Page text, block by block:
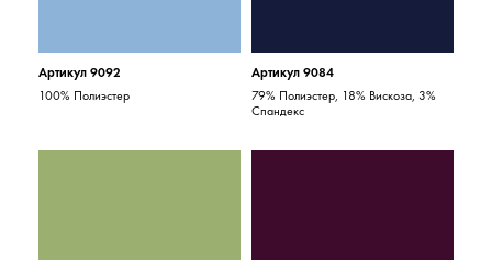
Артикул 9092
100% Полиэстер
Артикул 9084
79% Полиэстер, 18% Вискоза, 3%
Спандекс